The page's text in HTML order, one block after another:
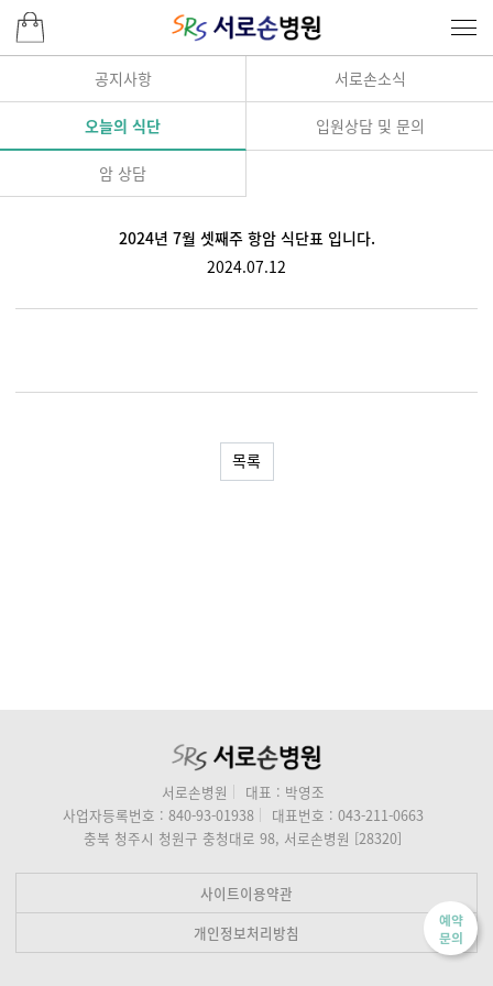
공지사항 서로손소식
오늘의 식단 입원상담 및 문의
암 상담
2024년 7월 셋째주 항암 식단표 입니다.
2024.07.12
목록
예약
문의
서로손병원
대표 : 박영조
사업자등록번호 : 840-93-01938
대표번호 : 043-211-0663
충북 청주시 청원구 충청대로 98, 서로손병원 [28320]
사이트이용약관
개인정보처리방침